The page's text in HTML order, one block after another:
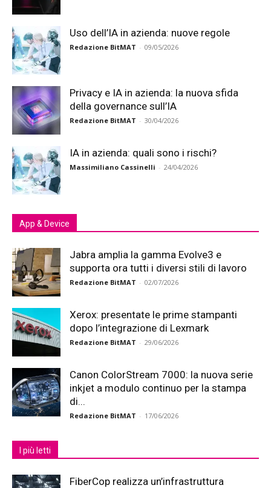
Uso dell’IA in azienda: nuove regole
Redazione BitMAT - 09/05/2026
Privacy e IA in azienda: la nuova sfida
della governance sull’IA
Redazione BitMAT - 30/04/2026
IA in azienda: quali sono i rischi?
Massimiliano Cassinelli - 24/04/2026
App & Device
Jabra amplia la gamma Evolve3 e
supporta ora tutti i diversi stili di lavoro
Redazione BitMAT - 02/07/2026
Xerox: presentate le prime stampanti
dopo l’integrazione di Lexmark
Redazione BitMAT - 29/06/2026
Canon ColorStream 7000: la nuova serie
inkjet a modulo continuo per la stampa
di...
Redazione BitMAT - 17/06/2026
I più letti
FiberCop realizza un’infrastruttura